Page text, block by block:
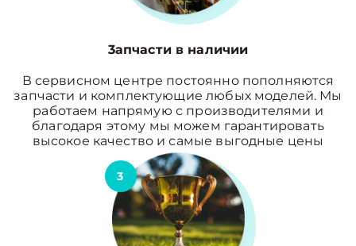
3апчасти в наличии
В сервисном центре постоянно пополняются
запчасти и комплектующие любых моделей. Мы
работаем напрямую с производителями и
благодаря этому мы можем гарантировать
высокое качество и самые выгодные цены
3